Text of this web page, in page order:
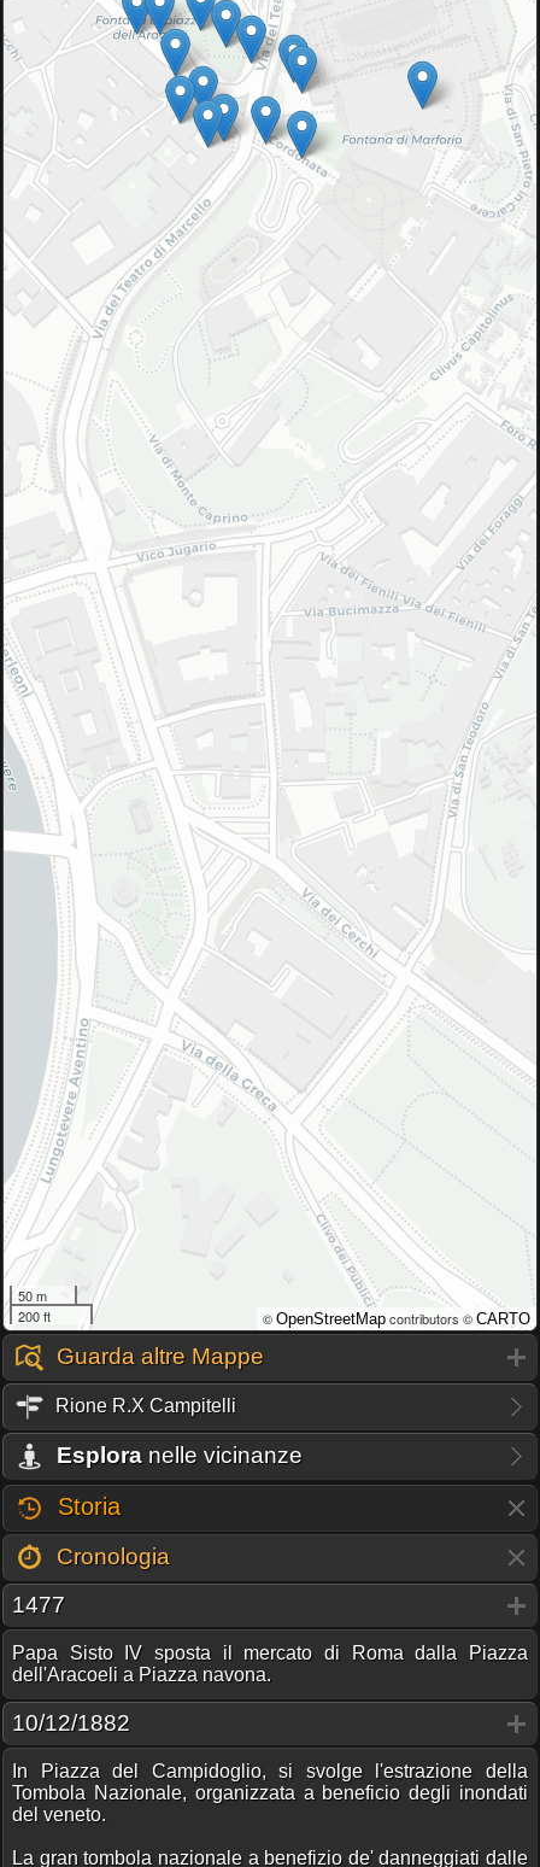
50 m
200 ft
© OpenStreetMap contributors © CARTO
Guarda altre Mappe
Rione R.X Campitelli
Esplora nelle vicinanze
Storia
Cronologia
1477
Papa Sisto IV sposta il mercato di Roma dalla Piazza
dell'Aracoeli a Piazza navona.
10/12/1882
In Piazza del Campidoglio, si svolge l'estrazione della
Tombola Nazionale, organizzata a beneficio degli inondati
del veneto.
La gran tombola nazionale a benefizio de' danneggiati dalle